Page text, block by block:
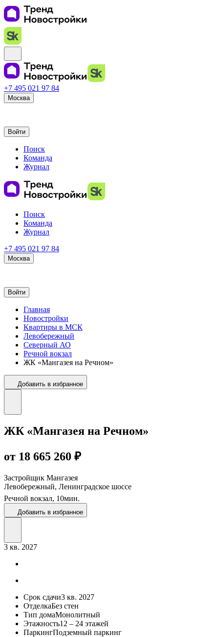
+7 495 021 97 84
Москва
Войти
Поиск
Команда
Журнал
Поиск
Команда
Журнал
+7 495 021 97 84
Москва
Войти
Главная
Новостройки
Квартиры в МСК
Левобережный
Северный АО
Речной вокзал
ЖК «Мангазея на Речном»
Добавить в избранное
ЖК «Мангазея на Речном»
от 18 665 260 ₽
Застройщик Мангазея
Левобережный, Ленинградское шоссе
Речной вокзал, 10мин.
Добавить в избранное
3 кв. 2027
Срок сдачи3 кв. 2027
ОтделкаБез стен
Тип домаМонолитный
Этажность12 – 24 этажей
ПаркингПодземный паркинг